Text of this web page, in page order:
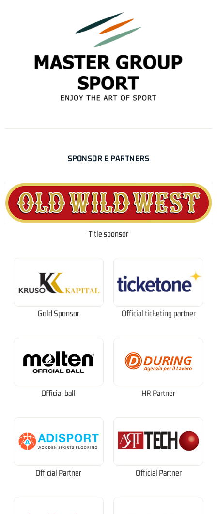
SPONSOR E PARTNERS
Title sponsor
Gold Sponsor Official ticketing partner
Official ball HR Partner
Official Partner Official Partner